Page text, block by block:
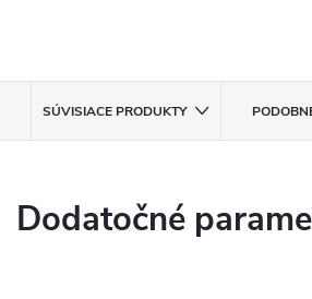
SÚVISIACE PRODUKTY
Dodatočné